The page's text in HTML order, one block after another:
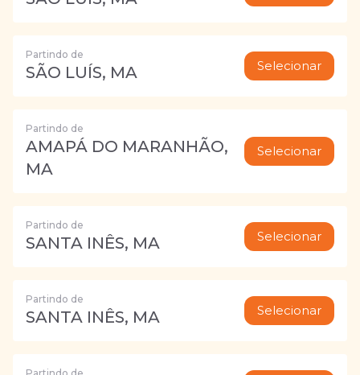
Partindo de
SÃO LUÍS, MA Selecionar
Partindo de
AMAPÁ DO MARANHÃO,
MA
Selecionar
Partindo de
SANTA INÊS, MA Selecionar
Partindo de
SANTA INÊS, MA Selecionar